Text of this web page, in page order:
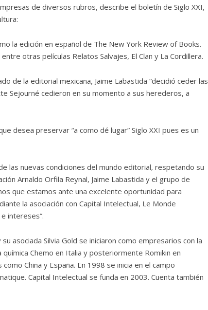
de diversos rubros, describe el boletín de Siglo XXI,
la edición en español de The New York Review of Books.
otras películas Relatos Salvajes, El Clan y La Cordillera.
de la editorial mexicana, Jaime Labastida “decidió ceder las
Sejourné cedieron en su momento a sus herederos, a
desea preservar “a como dé lugar” Siglo XXI pues es un
las nuevas condiciones del mundo editorial, respetando su
Arnaldo Orfila Reynal, Jaime Labastida y el grupo de
que estamos ante una excelente oportunidad para
la asociación con Capital Intelectual, Le Monde
intereses”.
asociada Silvia Gold se iniciaron como empresarios con la
Chemo en Italia y posteriormente Romikin en
China y España. En 1998 se inicia en el campo
Capital Intelectual se funda en 2003. Cuenta también